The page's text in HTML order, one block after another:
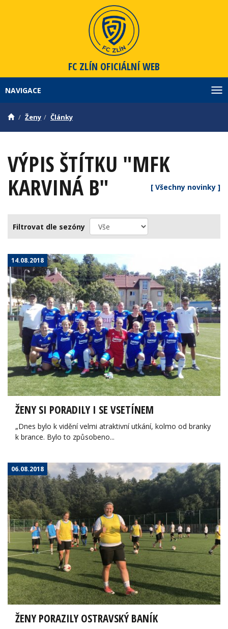
FC ZLÍN OFICIÁLNÍ WEB
NAVIGACE
Ženy Články
VÝPIS ŠTÍTKU "MFK
KARVINÁ B"
[ Všechny novinky ]
Filtrovat dle sezóny
ŽENY SI PORADILY I SE VSETÍNEM
14.08.2018
„Dnes bylo k vidění velmi atraktivní utkání, kolmo od branky
k brance. Bylo to způsobeno...
ŽENY PORAZILY OSTRAVSKÝ BANÍK
06.08.2018